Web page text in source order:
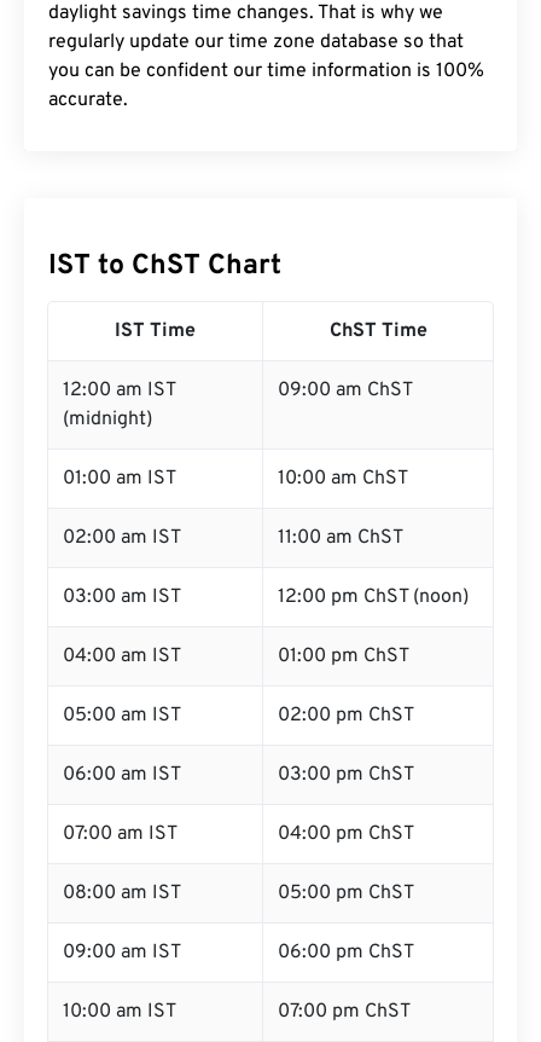
daylight savings time changes. That is why we
regularly update our time zone database so that
you can be confident our time information is 100%
accurate.
IST to ChST Chart
IST Time ChST Time
12:00 am IST
(midnight)
09:00 am ChST
01:00 am IST 10:00 am ChST
02:00 am IST 11:00 am ChST
03:00 am IST 12:00 pm ChST (noon)
04:00 am IST 01:00 pm ChST
05:00 am IST 02:00 pm ChST
06:00 am IST 03:00 pm ChST
07:00 am IST 04:00 pm ChST
08:00 am IST 05:00 pm ChST
09:00 am IST 06:00 pm ChST
10:00 am IST 07:00 pm ChST